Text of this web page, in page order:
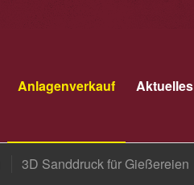
Anlagenverkauf Aktuelles
3D Sanddruck für Gießereien